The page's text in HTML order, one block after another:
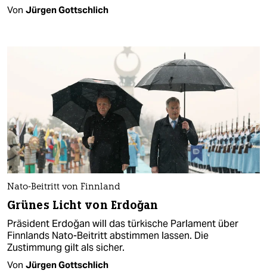
Von Jürgen Gottschlich
Nato-Beitritt von Finnland
Grünes Licht von Erdoğan
Präsident Erdoğan will das türkische Parlament über
Finnlands Nato-Beitritt abstimmen lassen. Die
Zustimmung gilt als sicher.
Von Jürgen Gottschlich